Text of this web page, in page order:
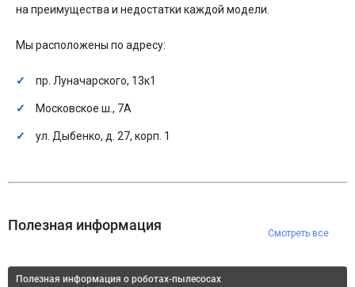
на преимущества и недостатки каждой модели.
Мы расположены по адресу:
пр. Луначарского, 13к1
Московское ш., 7А
ул. Дыбенко, д. 27, корп. 1
Полезная информация Смотреть все
Полезная информация о роботах-пылесосах